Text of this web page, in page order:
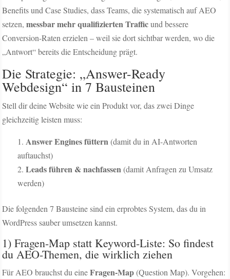
Benefits und Case Studies, dass Teams, die systematisch auf AEO
setzen,messbar mehr qualifizierten Trafficund bessere
Conversion-Raten erzielen – weil sie dort sichtbar werden, wo die
„Antwort“ bereits die Entscheidung prägt.
Die Strategie: „Answer-Ready
Webdesign“ in 7 Bausteinen
Stell dir deine Website wie ein Produkt vor, das zwei Dinge
gleichzeitig leisten muss:
Answer Engines füttern(damit du in AI-Antworten
auftauchst)
Leads führen & nachfassen(damit Anfragen zu Umsatz
werden)
Die folgenden 7 Bausteine sind ein erprobtes System, das du in
WordPress sauber umsetzen kannst.
1) Fragen-Map statt Keyword-Liste: So findest
du AEO-Themen, die wirklich ziehen
Für AEO brauchst du eineFragen-Map(Question Map). Vorgehen: